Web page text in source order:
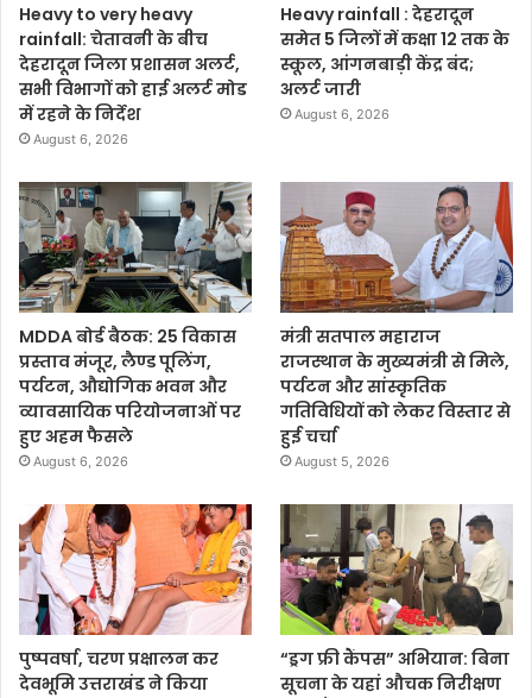
Heavy to very heavy
rainfall: चेतावनी के बीच
देहरादून जिला प्रशासन अलर्ट,
सभी विभागों को हाई अलर्ट मोड
में रहने के निर्देश
August 6, 2026
Heavy rainfall : देहरादून
समेत 5 जिलों में कक्षा 12 तक के
स्कूल, आंगनबाड़ी केंद्र बंद;
अलर्ट जारी
August 6, 2026
MDDA बोर्ड बैठक: 25 विकास
प्रस्ताव मंजूर, लैण्ड पूलिंग,
पर्यटन, औद्योगिक भवन और
व्यावसायिक परियोजनाओं पर
हुए अहम फैसले
August 6, 2026
मंत्री सतपाल महाराज
राजस्थान के मुख्यमंत्री से मिले,
पर्यटन और सांस्कृतिक
गतिविधियों को लेकर विस्तार से
हुई चर्चा
August 5, 2026
पुष्पवर्षा, चरण प्रक्षालन कर
देवभूमि उत्तराखंड ने किया
“ड्रग फ्री कैंपस” अभियान: बिना
सूचना के यहां औचक निरीक्षण